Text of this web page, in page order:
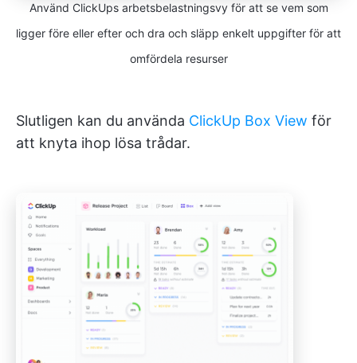
Använd ClickUps arbetsbelastningsvy för att se vem som
ligger före eller efter och dra och släpp enkelt uppgifter för att
omfördela resurser
Slutligen kan du använda ClickUp Box View för
att knyta ihop lösa trådar.